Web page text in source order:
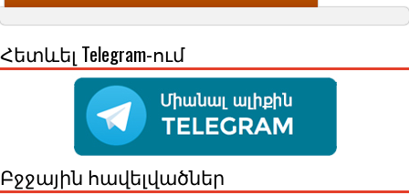
Հետևել Telegram-ում
Բջջային հավելվածներ